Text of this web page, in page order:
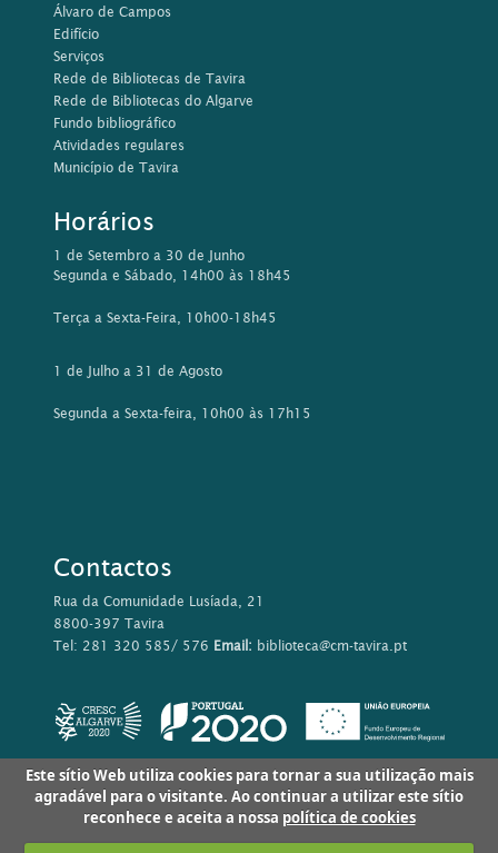
Álvaro de Campos
Edifício
Serviços
Rede de Bibliotecas de Tavira
Rede de Bibliotecas do Algarve
Fundo bibliográfico
Atividades regulares
Município de Tavira
Horários
1 de Setembro a 30 de Junho
Segunda e Sábado, 14h00 às 18h45
Terça a Sexta-Feira, 10h00-18h45
1 de Julho a 31 de Agosto
Segunda a Sexta-feira, 10h00 às 17h15
Contactos
Rua da Comunidade Lusíada, 21
8800-397 Tavira
Tel: 281 320 585/ 576 Email: biblioteca@cm-tavira.pt
Este sítio Web utiliza cookies para tornar a sua utilização mais
agradável para o visitante. Ao continuar a utilizar este sítio
reconhece e aceita a nossa política de cookies